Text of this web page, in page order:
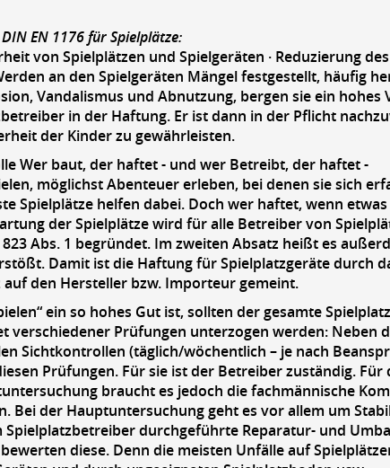
EN 1176 für Spielplätze:
von Spielplätzen und Spielgeräten · Reduzierung
an den Spielgeräten Mängel festgestellt, häufig
Vandalismus und Abnutzung, bergen sie ein hohes
in der Haftung. Er ist dann in der Pflicht
der Kinder zu gewährleisten.
Wer baut, der haftet - und wer Betreibt, der haftet -
möglichst Abenteuer erleben, bei denen sie sich
Spielplätze helfen dabei. Doch wer haftet, wenn
der Spielplätze wird für alle Betreiber von
Abs. 1 begründet. Im zweiten Absatz heißt es
Damit ist die Haftung für Spielplatzgeräte durch
auf den Hersteller bzw. Importeur gemeint.
ein so hohes Gut ist, sollten der gesamte
verschiedener Prüfungen unterzogen werden: Neben
Sichtkontrollen (täglich/wöchentlich – je nach
Prüfungen. Für sie ist der Betreiber zuständig.
braucht es jedoch die fachmännische
Bei der Hauptuntersuchung geht es vor allem um
Spielplatzbetreiber durchgeführte Reparatur- und
diese. Denn die meisten Unfälle auf